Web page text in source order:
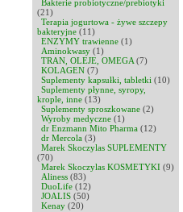
Bakterie probiotyczne/prebiotyki
(21)
Terapia jogurtowa - żywe szczepy
bakteryjne (11)
ENZYMY trawienne (1)
Aminokwasy (1)
TRAN, OLEJE, OMEGA (7)
KOLAGEN (7)
Suplementy kapsułki, tabletki (10)
Suplementy płynne, syropy,
krople, inne (13)
Suplementy sproszkowane (2)
Wyroby medyczne (1)
dr Enzmann Mito Pharma (12)
dr Mercola (3)
Marek Skoczylas SUPLEMENTY
(70)
Marek Skoczylas KOSMETYKI (9)
Aliness (83)
DuoLife (12)
JOALIS (50)
Kenay (20)